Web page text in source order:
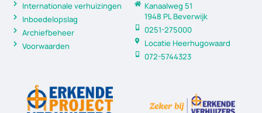
Kanaalweg 51
1948 PL Beverwijk
0251-275000
Locatie Heerhugowaard
072-5744323
Internationale verhuizingen
Inboedelopslag
Archiefbeheer
Voorwaarden